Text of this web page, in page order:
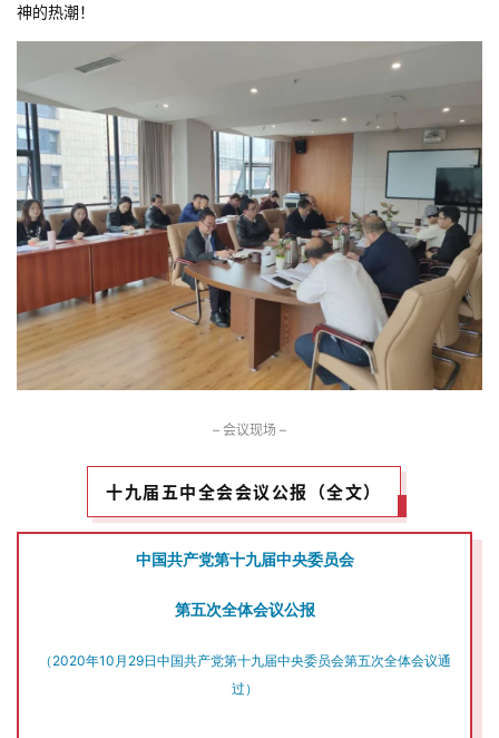
神的热潮！
– 会议现场 –
十九届五中全会会议公报（全文）
中国共产党第十九届中央委员会
第五次全体会议公报
（2020年10月29日中国共产党第十九届中央委员会第五次全体会议通
过）